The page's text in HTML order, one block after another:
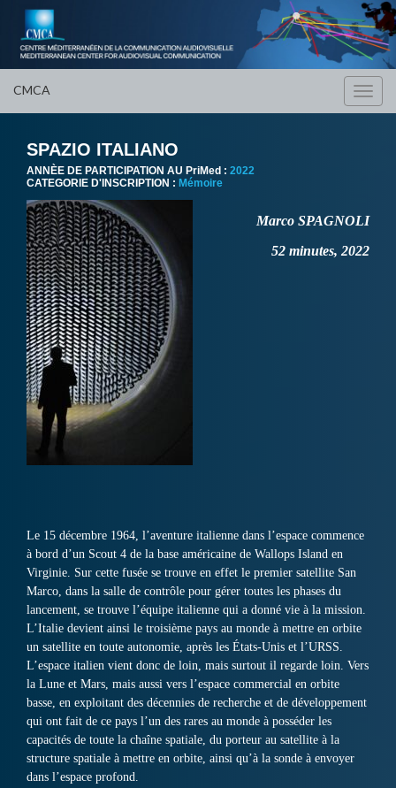
CMCA
SPAZIO ITALIANO
ANNÈE DE PARTICIPATION AU PriMed : 2022
CATEGORIE D'INSCRIPTION : Mémoire
Marco SPAGNOLI
52 minutes, 2022
Le 15 décembre 1964, l’aventure italienne dans l’espace commence
à bord d’un Scout 4 de la base américaine de Wallops Island en
Virginie. Sur cette fusée se trouve en effet le premier satellite San
Marco, dans la salle de contrôle pour gérer toutes les phases du
lancement, se trouve l’équipe italienne qui a donné vie à la mission.
L’Italie devient ainsi le troisième pays au monde à mettre en orbite
un satellite en toute autonomie, après les États-Unis et l’URSS.
L’espace italien vient donc de loin, mais surtout il regarde loin. Vers
la Lune et Mars, mais aussi vers l’espace commercial en orbite
basse, en exploitant des décennies de recherche et de développement
qui ont fait de ce pays l’un des rares au monde à posséder les
capacités de toute la chaîne spatiale, du porteur au satellite à la
structure spatiale à mettre en orbite, ainsi qu’à la sonde à envoyer
dans l’espace profond.